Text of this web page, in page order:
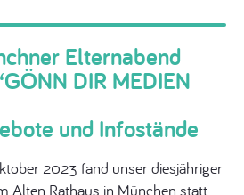
Elternabend
DIR MEDIEN
und Infostände
2023 fand unser diesjähriger
Alten Rathaus in München statt.